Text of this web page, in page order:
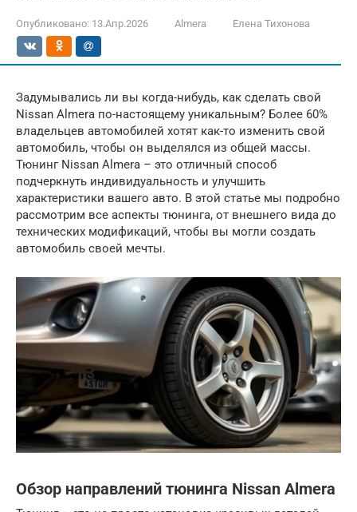
Опубликовано: 13.Апр.2026 Almera Елена Тихонова
Задумывались ли вы когда-нибудь, как сделать свой
Nissan Almera по-настоящему уникальным? Более 60%
владельцев автомобилей хотят как-то изменить свой
автомобиль, чтобы он выделялся из общей массы.
Тюнинг Nissan Almera – это отличный способ
подчеркнуть индивидуальность и улучшить
характеристики вашего авто. В этой статье мы подробно
рассмотрим все аспекты тюнинга, от внешнего вида до
технических модификаций, чтобы вы могли создать
автомобиль своей мечты.
Обзор направлений тюнинга Nissan Almera